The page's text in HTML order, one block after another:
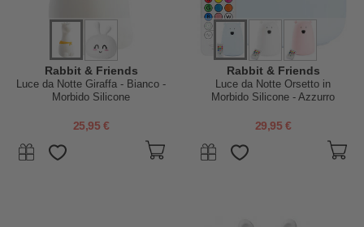
Rabbit & Friends
Luce da Notte Giraffa - Bianco -
Morbido Silicone
25,95 €
Rabbit & Friends
Luce da Notte Orsetto in
Morbido Silicone - Azzurro
29,95 €